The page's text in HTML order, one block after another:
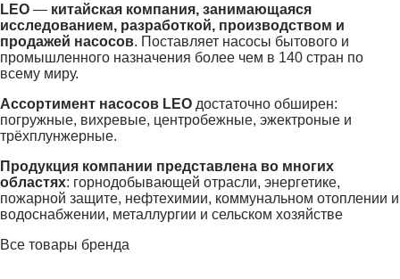
LEO — китайская компания, занимающаяся
исследованием, разработкой, производством и
продажей насосов. Поставляет насосы бытового и
промышленного назначения более чем в 140 стран по
всему миру.
Ассортимент насосов LEO достаточно обширен:
погружные, вихревые, центробежные, эжектроные и
трёхплунжерные.
Продукция компании представлена во многих
областях: горнодобывающей отрасли, энергетике,
пожарной защите, нефтехимии, коммунальном отоплении и
водоснабжении, металлургии и сельском хозяйстве
Все товары бренда